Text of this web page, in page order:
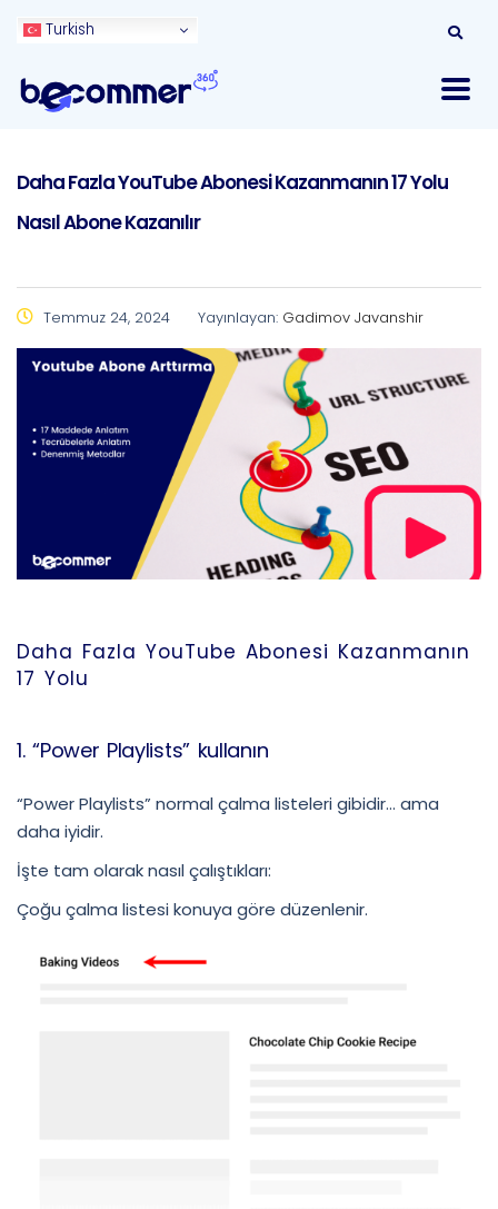
Turkish
Daha Fazla YouTube Abonesi Kazanmanın 17 Yolu
Nasıl Abone Kazanılır
Temmuz 24, 2024 Yayınlayan: Gadimov Javanshir
Daha Fazla YouTube Abonesi Kazanmanın
17 Yolu
1. “Power Playlists” kullanın
“Power Playlists” normal çalma listeleri gibidir… ama
daha iyidir.
İşte tam olarak nasıl çalıştıkları:
Çoğu çalma listesi konuya göre düzenlenir.